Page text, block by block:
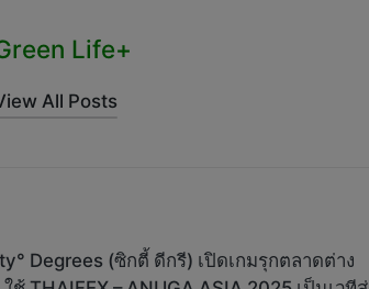
Life+
All Posts
Degrees (ซิกตี้ ดีกรี) เปิดเกมรุกตลาดต่าง